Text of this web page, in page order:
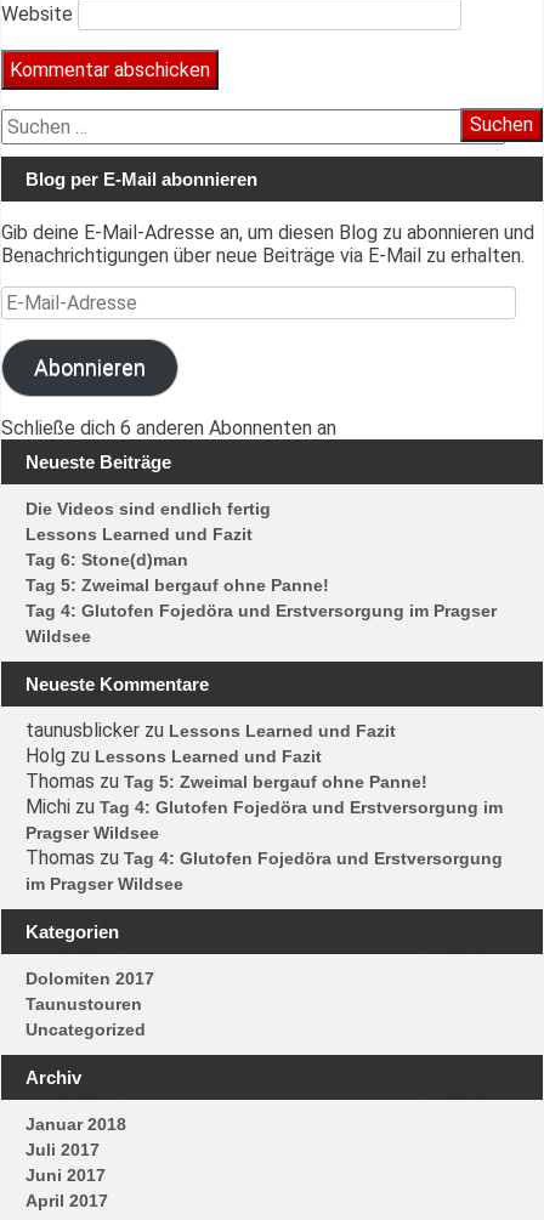
Website
Suchen
nach:
Blog per E-Mail abonnieren
Gib deine E-Mail-Adresse an, um diesen Blog zu abonnieren und
Benachrichtigungen über neue Beiträge via E-Mail zu erhalten.
E-Mail-Adresse
Abonnieren
Schließe dich 6 anderen Abonnenten an
Neueste Beiträge
Die Videos sind endlich fertig
Lessons Learned und Fazit
Tag 6: Stone(d)man
Tag 5: Zweimal bergauf ohne Panne!
Tag 4: Glutofen Fojedöra und Erstversorgung im Pragser
Wildsee
Neueste Kommentare
taunusblicker zu Lessons Learned und Fazit
Holg zu Lessons Learned und Fazit
Thomas zu Tag 5: Zweimal bergauf ohne Panne!
Michi zu Tag 4: Glutofen Fojedöra und Erstversorgung im
Pragser Wildsee
Thomas zu Tag 4: Glutofen Fojedöra und Erstversorgung
im Pragser Wildsee
Kategorien
Dolomiten 2017
Taunustouren
Uncategorized
Archiv
Januar 2018
Juli 2017
Juni 2017
April 2017